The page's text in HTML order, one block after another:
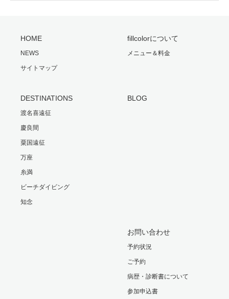
HOME
NEWS
サイトマップ
fillcolorについて
メニュー＆料金
DESTINATIONS
渡名喜遠征
慶良間
粟国遠征
万座
糸満
ビーチダイビング
知念
BLOG
お問い合わせ
予約状況
ご予約
病歴・診断書について
参加申込書